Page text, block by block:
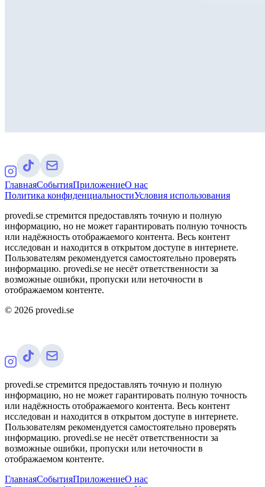
ГлавнаяСобытияПриложениеО нас
Политика конфиденциальностиУсловия использования
provedi.se стремится предоставлять точную и полную
информацию, но не может гарантировать полную точность
или надёжность отображаемого контента. Весь контент
исследован и находится в открытом доступе в интернете.
Пользователям рекомендуется самостоятельно проверять
информацию. provedi.se не несёт ответственности за
возможные ошибки, пропуски или неточности в
отображаемом контенте.
© 2026 provedi.se
provedi.se стремится предоставлять точную и полную
информацию, но не может гарантировать полную точность
или надёжность отображаемого контента. Весь контент
исследован и находится в открытом доступе в интернете.
Пользователям рекомендуется самостоятельно проверять
информацию. provedi.se не несёт ответственности за
возможные ошибки, пропуски или неточности в
отображаемом контенте.
ГлавнаяСобытияПриложениеО нас